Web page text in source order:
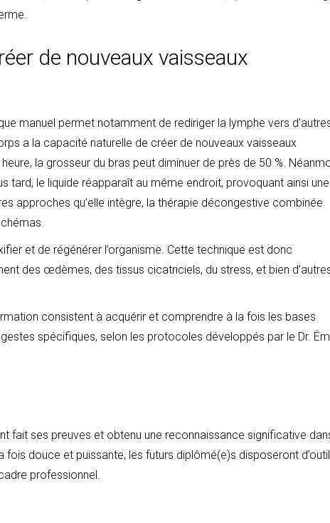
de nouveaux vaisseaux
manuel permet notamment de rediriger la lymphe vers
a la capacité naturelle de créer de nouveaux vaisseaux
la grosseur du bras peut diminuer de près de 50 %.
tard, le liquide réapparaît au même endroit, provoquant ainsi une
approches qu’elle intègre, la thérapie décongestive combinée
et de régénérer l’organisme. Cette technique est donc
des œdèmes, des tissus cicatriciels, du stress, et bien
consistent à acquérir et comprendre à la fois les bases
spécifiques, selon les protocoles développés par le Dr.
fait ses preuves et obtenu une reconnaissance significative
douce et puissante, les futurs diplômé(e)s disposeront
professionnel.